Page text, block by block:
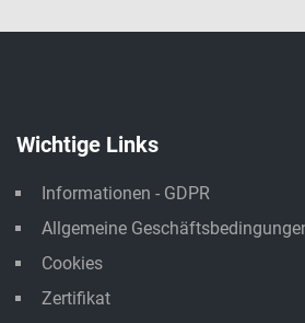
Wichtige Links
Informationen - GDPR
Allgemeine
Cookies
Zertifikat